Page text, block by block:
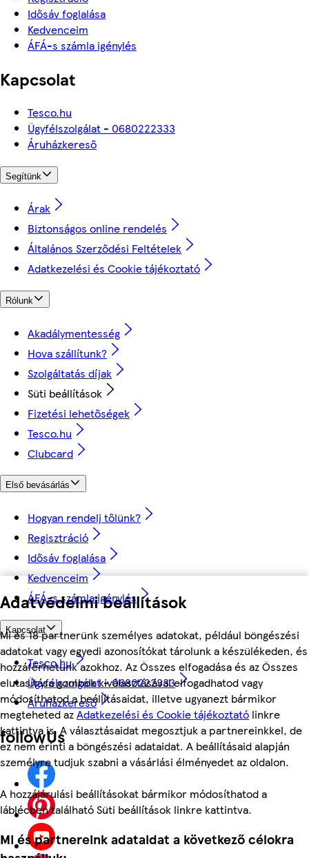
Adatvédelmi beállítások
Mi és 18 partnerünk személyes adatokat, például böngészési
adatokat vagy egyedi azonosítókat tárolunk a készülékeden, és
hozzáférhetünk azokhoz. Az Összes elfogadása és az Összes
elutasítása gombok kiválasztásával elfogadhatod vagy
módosíthatod a beállításaidat, illetve ugyanezt bármikor
megteheted azAdatkezelési és Cookie tájékoztató linkre
kattintva is. A választásaidat megosztjuk a partnereinkkel, de
ez nem érinti a böngészési adataidat. A beállításaid alapján
személyre tudjuk szabni a vásárlási élményedet az oldalon.
A hozzájárulási beállításokat bármikor módosíthatod a
láblécben található Süti beállítások linkre kattintva.
Mi és partnereink adataidat a következő célokra
Idősáv foglalása
Kedvenceim
ÁFÁ-s számla igénylés
Kapcsolat
Tesco.hu
Ügyfélszolgálat - 0680222333
Áruházkereső
Segítünk
Árak
Biztonságos online rendelés
Általános Szerződési Feltételek
Adatkezelési és Cookie tájékoztató
Rólunk
Akadálymentesség
Hova szállítunk?
Szolgáltatás díjak
Süti beállítások
Fizetési lehetőségek
Tesco.hu
Clubcard
Első bevásárlás
Hogyan rendelj tőlünk?
Regisztráció
Idősáv foglalása
Kedvenceim
ÁFÁ-s számla igénylés
Kapcsolat
Tesco.hu
Ügyfélszolgálat - 0680222333
Áruházkereső
followUs